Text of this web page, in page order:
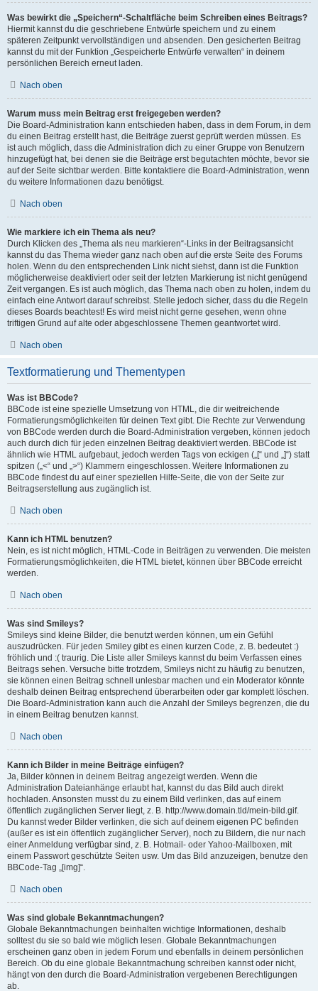
Was bewirkt die „Speichern“-Schaltfläche beim Schreiben eines Beitrags?
Hiermit kannst du die geschriebene Entwürfe speichern und zu einem
späteren Zeitpunkt vervollständigen und absenden. Den gesicherten Beitrag
kannst du mit der Funktion „Gespeicherte Entwürfe verwalten“ in deinem
persönlichen Bereich erneut laden.
Nach oben
Warum muss mein Beitrag erst freigegeben werden?
Die Board-Administration kann entschieden haben, dass in dem Forum, in dem
du einen Beitrag erstellt hast, die Beiträge zuerst geprüft werden müssen. Es
ist auch möglich, dass die Administration dich zu einer Gruppe von Benutzern
hinzugefügt hat, bei denen sie die Beiträge erst begutachten möchte, bevor sie
auf der Seite sichtbar werden. Bitte kontaktiere die Board-Administration, wenn
du weitere Informationen dazu benötigst.
Nach oben
Wie markiere ich ein Thema als neu?
Durch Klicken des „Thema als neu markieren“-Links in der Beitragsansicht
kannst du das Thema wieder ganz nach oben auf die erste Seite des Forums
holen. Wenn du den entsprechenden Link nicht siehst, dann ist die Funktion
möglicherweise deaktiviert oder seit der letzten Markierung ist nicht genügend
Zeit vergangen. Es ist auch möglich, das Thema nach oben zu holen, indem du
einfach eine Antwort darauf schreibst. Stelle jedoch sicher, dass du die Regeln
dieses Boards beachtest! Es wird meist nicht gerne gesehen, wenn ohne
triftigen Grund auf alte oder abgeschlossene Themen geantwortet wird.
Nach oben
Textformatierung und Thementypen
Was ist BBCode?
BBCode ist eine spezielle Umsetzung von HTML, die dir weitreichende
Formatierungsmöglichkeiten für deinen Text gibt. Die Rechte zur Verwendung
von BBCode werden durch die Board-Administration vergeben, können jedoch
auch durch dich für jeden einzelnen Beitrag deaktiviert werden. BBCode ist
ähnlich wie HTML aufgebaut, jedoch werden Tags von eckigen („[“ und „]“) statt
spitzen („<“ und „>“) Klammern eingeschlossen. Weitere Informationen zu
BBCode findest du auf einer speziellen Hilfe-Seite, die von der Seite zur
Beitragserstellung aus zugänglich ist.
Nach oben
Kann ich HTML benutzen?
Nein, es ist nicht möglich, HTML-Code in Beiträgen zu verwenden. Die meisten
Formatierungsmöglichkeiten, die HTML bietet, können über BBCode erreicht
werden.
Nach oben
Was sind Smileys?
Smileys sind kleine Bilder, die benutzt werden können, um ein Gefühl
auszudrücken. Für jeden Smiley gibt es einen kurzen Code, z. B. bedeutet :)
fröhlich und :( traurig. Die Liste aller Smileys kannst du beim Verfassen eines
Beitrags sehen. Versuche bitte trotzdem, Smileys nicht zu häufig zu benutzen,
sie können einen Beitrag schnell unlesbar machen und ein Moderator könnte
deshalb deinen Beitrag entsprechend überarbeiten oder gar komplett löschen.
Die Board-Administration kann auch die Anzahl der Smileys begrenzen, die du
in einem Beitrag benutzen kannst.
Nach oben
Kann ich Bilder in meine Beiträge einfügen?
Ja, Bilder können in deinem Beitrag angezeigt werden. Wenn die
Administration Dateianhänge erlaubt hat, kannst du das Bild auch direkt
hochladen. Ansonsten musst du zu einem Bild verlinken, das auf einem
öffentlich zugänglichen Server liegt, z. B. http://www.domain.tld/mein-bild.gif.
Du kannst weder Bilder verlinken, die sich auf deinem eigenen PC befinden
(außer es ist ein öffentlich zugänglicher Server), noch zu Bildern, die nur nach
einer Anmeldung verfügbar sind, z. B. Hotmail- oder Yahoo-Mailboxen, mit
einem Passwort geschützte Seiten usw. Um das Bild anzuzeigen, benutze den
BBCode-Tag „[img]“.
Nach oben
Was sind globale Bekanntmachungen?
Globale Bekanntmachungen beinhalten wichtige Informationen, deshalb
solltest du sie so bald wie möglich lesen. Globale Bekanntmachungen
erscheinen ganz oben in jedem Forum und ebenfalls in deinem persönlichen
Bereich. Ob du eine globale Bekanntmachung schreiben kannst oder nicht,
hängt von den durch die Board-Administration vergebenen Berechtigungen
ab.